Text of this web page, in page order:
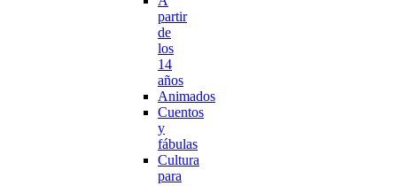
partir
de
los
14
años
Animados
Cuentos
y
fábulas
Cultura
para